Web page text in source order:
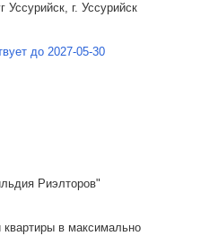
Уссурийск, г. Уссурийск
до 2027-05-30
Риэлторов"
квартиры в максимально